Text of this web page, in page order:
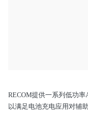
RECOM提供一系列低功
以满足电池充电应用对辅